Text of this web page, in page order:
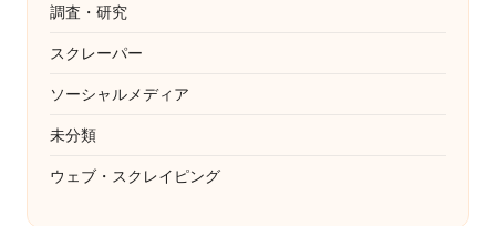
調査・研究
スクレーパー
ソーシャルメディア
未分類
ウェブ・スクレイピング